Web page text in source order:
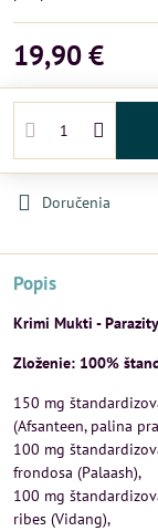
19,90 €
Doručenia
Popis
Krimi Mukti -
Zloženie: 100%
150 mg
(Afsanteen, palina
100 mg
frondosa (Palaash),
100 mg
ribes (Vidang),